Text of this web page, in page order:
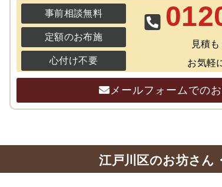
事前相談無料
定額のお布施
心付け不要
見積
お気軽
メールフォームでの
江戸川区のお坊さん